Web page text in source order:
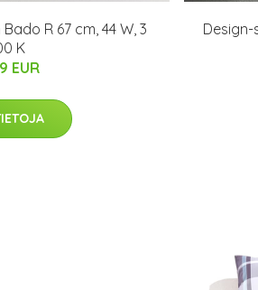
R 67 cm, 44 W, 3
K
EUR
Design-